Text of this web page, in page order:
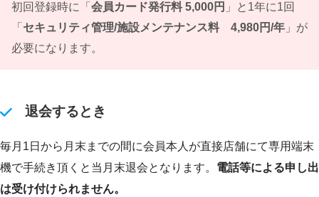
初回登録時に「 会員カード発行料 5,000円 」と1年に1回
「 セキュリティ管理/施設メンテナンス料 4,980円/年 」が
必要になります。
退会するとき
毎月1日から月末までの間に会員本人が直接店舗にて専用端末
機で手続き頂くと当月末退会となります。 電話等による申し出
は受け付けられません。